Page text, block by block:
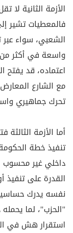
الأزمة الثانية
فالمعطيات تشير
الشعبي، سواء
واسعة في أكثر من
اعتماده، قد يفتح
مع الشارع
تحرك جماهيري
أما الأزمة
تنفيذ خطة
داخلي غير محسوب
القدرة على
نفسه يدرك
"الحزب"، لما
استقرار هش في